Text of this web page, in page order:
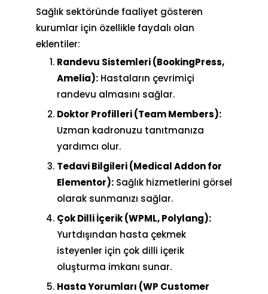
Sağlık sektöründe faaliyet gösteren
kurumlar için özellikle faydalı olan
eklentiler:
Randevu Sistemleri (BookingPress,
Amelia): Hastaların çevrimiçi
randevu almasını sağlar.
Doktor Profilleri (Team Members):
Uzman kadronuzu tanıtmanıza
yardımcı olur.
Tedavi Bilgileri (Medical Addon for
Elementor): Sağlık hizmetlerini görsel
olarak sunmanızı sağlar.
Çok Dilli İçerik (WPML, Polylang):
Yurtdışından hasta çekmek
isteyenler için çok dilli içerik
oluşturma imkanı sunar.
Hasta Yorumları (WP Customer